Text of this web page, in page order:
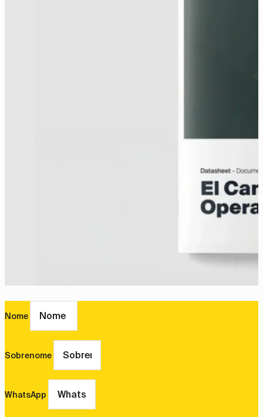
Nome
Sobrenome
WhatsApp